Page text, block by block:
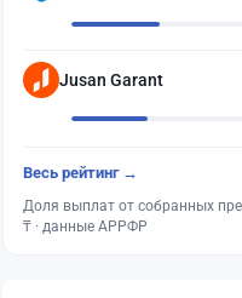
Jusan Garant
Весь рейтинг →
Доля выплат от собранных
₸ · данные АРРФР